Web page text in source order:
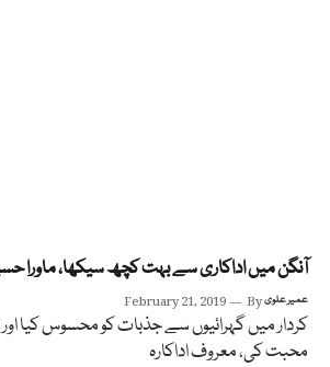
آنگن میں اداکاری سے بہت کچھ سیکھا، ماورا
February 21, 2019 Byعمیر علوی
کردار میں گہرائیوں سے جذبات کو محسوس کیا
محبت کی، معروف اداکارہ